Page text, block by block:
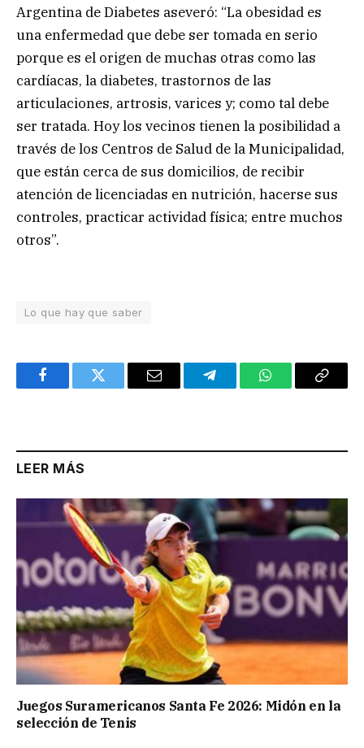
Argentina de Diabetes aseveró: “La obesidad es
una enfermedad que debe ser tomada en serio
porque es el origen de muchas otras como las
cardíacas, la diabetes, trastornos de las
articulaciones, artrosis, varices y; como tal debe
ser tratada. Hoy los vecinos tienen la posibilidad a
través de los Centros de Salud de la Municipalidad,
que están cerca de sus domicilios, de recibir
atención de licenciadas en nutrición, hacerse sus
controles, practicar actividad física; entre muchos
otros”.
Lo que hay que saber
FacebookTwitter Email TelegramWhatsAppCopy
LEER MÁS
Juegos Suramericanos Santa Fe 2026: Midón en la
selección de Tenis